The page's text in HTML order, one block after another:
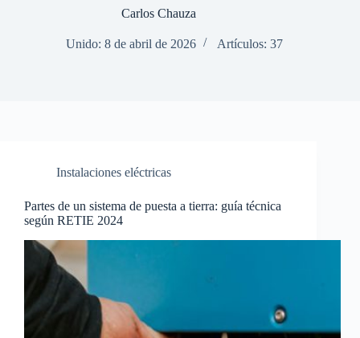
Carlos Chauza
Unido: 8 de abril de 2026 Artículos: 37
Instalaciones eléctricas
Partes de un sistema de puesta a tierra: guía técnica
según RETIE 2024